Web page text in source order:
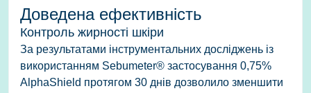
Доведена ефективність
Контроль жирності шкіри
За результатами інструментальних досліджень із
використанням Sebumeter® застосування 0,75%
AlphaShield протягом 30 днів дозволило зменшити